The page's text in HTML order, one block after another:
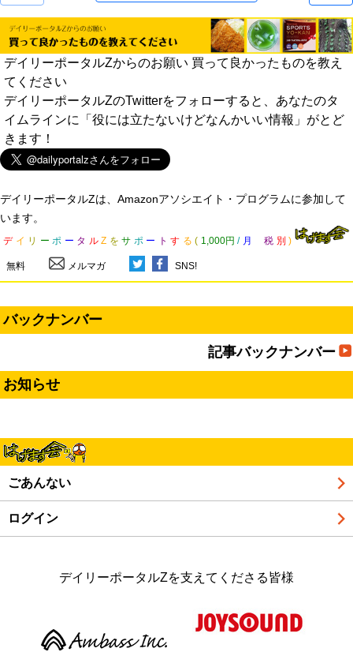
デイリーポータルZからのお願い 買って良かったものを教え
てください
デイリーポータルZのTwitterをフォローすると、あなたのタ
イムラインに「役には立たないけどなんかいい情報」がとど
きます！
デイリーポータルZは、Amazonアソシエイト・プログラムに参加して
います。
デ イ リ ー ポ ー タ ル Z を サ ポ ー ト す る ( 1,000円 / 月 税 別 )
無料 メルマガ SNS!
バックナンバー
記事バックナンバー
お知らせ
ごあんない
ログイン
デイリーポータルZを支えてくださる皆様